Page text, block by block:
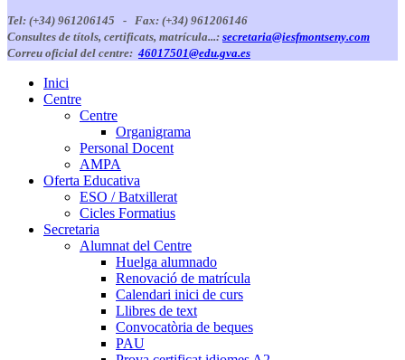
Tel: (+34) 961206145 -
Fax: (+34) 961206146
Consultes de títols, certificats, matrícula...: secretaria@iesfmontseny.com
Correu oficial del centre: 46017501@edu.gva.es
Inici
Centre
Centre
Organigrama
Personal Docent
AMPA
Oferta Educativa
ESO / Batxillerat
Cicles Formatius
Secretaria
Alumnat del Centre
Huelga alumnado
Renovació de matrícula
Calendari inici de curs
Llibres de text
Convocatòria de beques
PAU